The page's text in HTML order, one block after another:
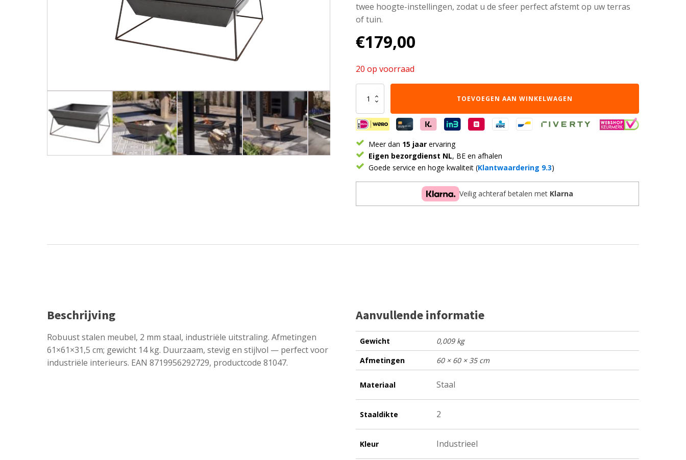
twee hoogte-instellingen, zodat u de sfeer perfect afstemt op uw terras
of tuin.
€179,00
20 op voorraad
Vuurschaal
Zwart/Industrieel
aantal
TOEVOEGEN AAN WINKELWAGEN
Meer dan 15 jaar ervaring
Eigen bezorgdienst NL, BE en afhalen
Goede service en hoge kwaliteit (Klantwaardering 9.3)
Veilig achteraf betalen met Klarna
Beschrijving
Robuust stalen meubel, 2 mm staal, industriële uitstraling. Afmetingen
61×61×31,5 cm; gewicht 14 kg. Duurzaam, stevig en stijlvol — perfect voor
industriële interieurs. EAN 8719956292729, productcode 81047.
Aanvullende informatie
Gewicht
0,009 kg
Afmetingen
60 × 60 × 35 cm
Materiaal Staal
Staaldikte 2
Kleur Industrieel